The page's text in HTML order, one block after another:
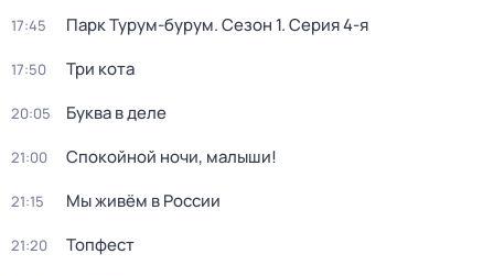
17:45 Парк Турум-бурум. Сезон 1. Серия 4-я
17:50 Три кота
20:05 Буква в деле
21:00 Спокойной ночи, малыши!
21:15 Мы живём в России
21:20 Топфест